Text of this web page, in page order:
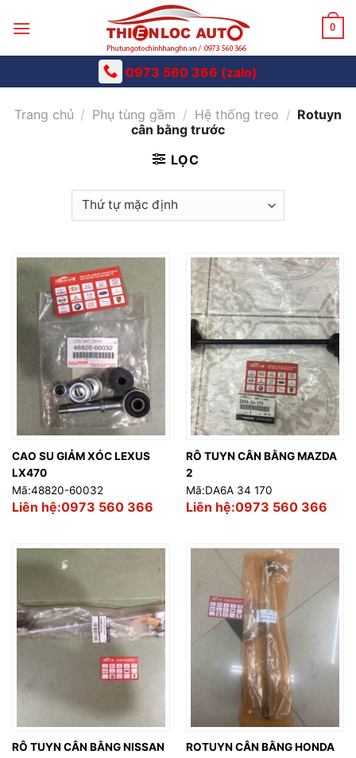
0
0973 560 366 (zalo)
Trang chủ / Phụ tùng gầm / Hệ thống treo / Rotuyn
cân bằng trước
LỌC
CAO SU GIẢM XÓC LEXUS
LX470
Mã:48820-60032
Liên hệ:0973 560 366
RÔ TUYN CÂN BẰNG MAZDA
2
Mã:DA6A 34 170
Liên hệ:0973 560 366
RÔ TUYN CÂN BẰNG NISSAN
ROTUYN CÂN BẰNG HONDA